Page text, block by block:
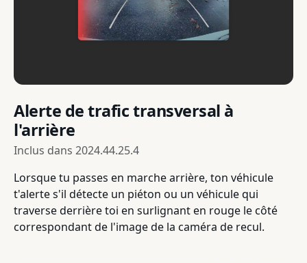
Alerte de trafic transversal à
l'arrière
Inclus dans 2024.44.25.4
Lorsque tu passes en marche arrière, ton véhicule
t'alerte s'il détecte un piéton ou un véhicule qui
traverse derrière toi en surlignant en rouge le côté
correspondant de l'image de la caméra de recul.